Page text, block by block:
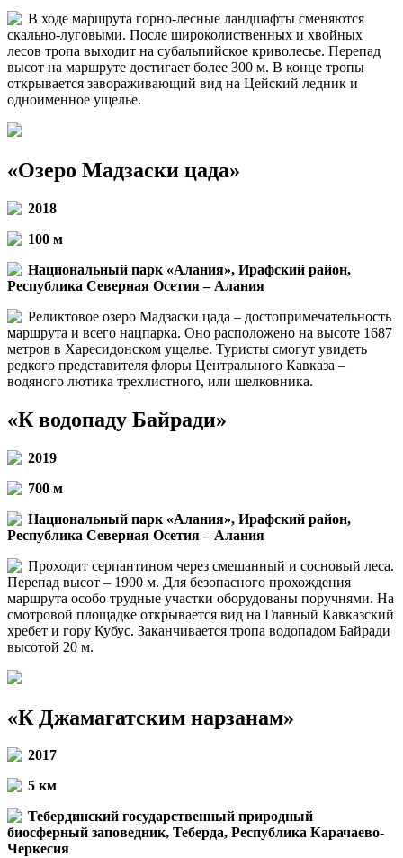
В ходе маршрута горно-лесные ландшафты сменяются
скально-луговыми. После широколиственных и хвойных
лесов тропа выходит на субальпийское криволесье. Перепад
высот на маршруте достигает более 300 м. В конце тропы
открывается завораживающий вид на Цейский ледник и
одноименное ущелье.
«Озеро Мадзаски цада»
2018
100 м
Национальный парк «Алания», Ирафский район,
Республика Северная Осетия – Алания
Реликтовое озеро Мадзаски цада – достопримечательность
маршрута и всего нацпарка. Оно расположено на высоте 1687
метров в Харесидонском ущелье. Туристы смогут увидеть
редкого представителя флоры Центрального Кавказа –
водяного лютика трехлистного, или шелковника.
«К водопаду Байради»
2019
700 м
Национальный парк «Алания», Ирафский район,
Республика Северная Осетия – Алания
Проходит серпантином через смешанный и сосновый леса.
Перепад высот – 1900 м. Для безопасного прохождения
маршрута особо трудные участки оборудованы поручнями. На
смотровой площадке открывается вид на Главный Кавказский
хребет и гору Кубус. Заканчивается тропа водопадом Байради
высотой 20 м.
«К Джамагатским нарзанам»
2017
5 км
Тебердинский государственный природный
биосферный заповедник, Теберда, Республика Карачаево-
Черкесия